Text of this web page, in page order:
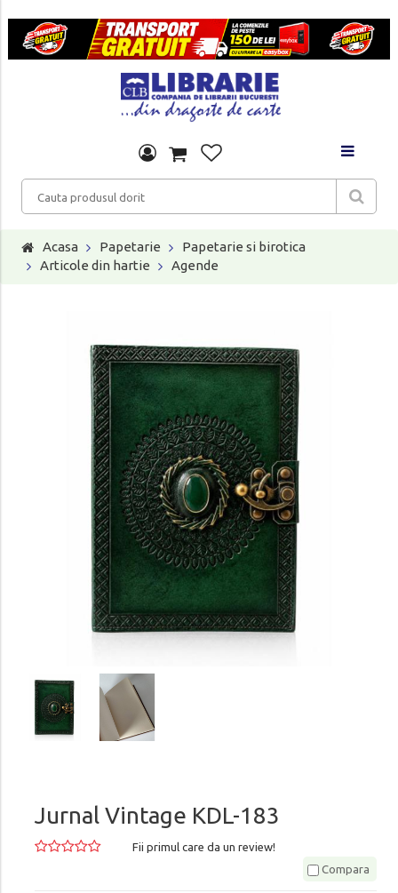
Acasa Papetarie
Papetarie si birotica
Articole din hartie
Agende
Jurnal Vintage KDL-183
Fii primul care da un review!
Compara